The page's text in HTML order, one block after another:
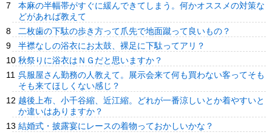
本麻の半幅帯がすぐに緩んできてしまう。何かオススメの対策な
どがあれば教えて
二枚歯の下駄の歩き方って爪先で地面蹴って良いもの？
半襟なしの浴衣にお太鼓、裸足に下駄ってアリ？
秋祭りに浴衣はＮＧだと思いますか？
呉服屋さん勤務の人教えて。展示会来て何も買わない客ってそも
そも来てほしくない感じ？
越後上布、小千谷縮、近江縮。どれが一番涼しいとか着やすいと
か違いはありますか？
結婚式・披露宴にレースの着物っておかしいかな？